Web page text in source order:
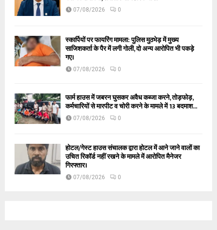
07/08/2026 0
स्कार्पियों पर फायरिंग मामला: पुलिस मुठभेड़ में मुख्य
साजिशकर्ता के पैर में लगी गोली, दो अन्य आरोपित भी पकड़े
गए।
07/08/2026 0
फार्म हाउस में जबरन घुसकर अवैध कब्जा करने, तोड़फोड़,
कर्मचारियों से मारपीट व चोरी करने के मामले में 13 बदमाश...
07/08/2026 0
होटल/गेस्ट हाउस संचालक द्वारा होटल में आने जाने वालों का
उचित रिकॉर्ड नहीं रखने के मामले में आरोपित मैनेजर
गिरफ्तार।
07/08/2026 0